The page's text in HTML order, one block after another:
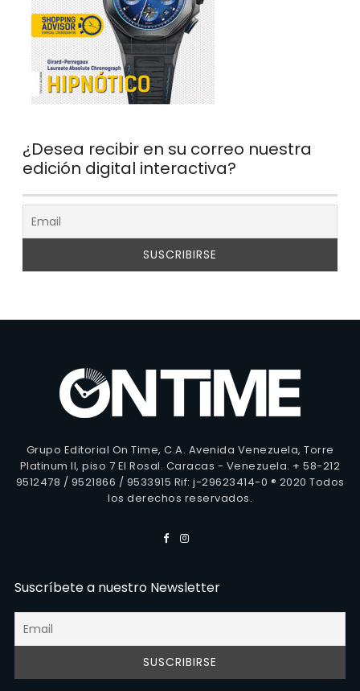
¿Desea recibir en su correo nuestra
edición digital interactiva?
Grupo Editorial On Time, C.A. Avenida Venezuela, Torre
Platinum II, piso 7 El Rosal. Caracas - Venezuela. + 58-212
9512478 / 9521866 / 9533915 Rif: j-29623414-0 ® 2020 Todos
los derechos reservados.
Suscríbete a nuestro Newsletter